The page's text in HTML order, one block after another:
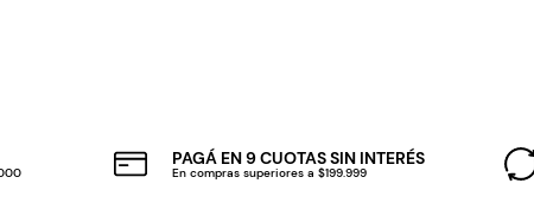
PAGÁ EN 9 CUOTAS SIN INTERÉS
En compras superiores a $199.999